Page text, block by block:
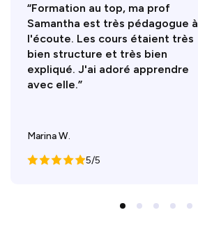
“Formation au top, ma prof
Samantha est très pédagogue à
l'écoute. Les cours étaient très
bien structure et très bien
expliqué. J'ai adoré apprendre
avec elle.”
Marina W.
5/5